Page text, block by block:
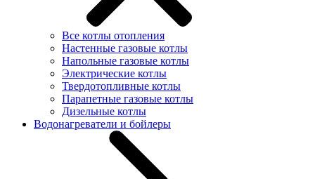
Все котлы отопления
Настенные газовые котлы
Напольные газовые котлы
Электрические котлы
Твердотопливные котлы
Парапетные газовые котлы
Дизельные котлы
Водонагреватели и бойлеры